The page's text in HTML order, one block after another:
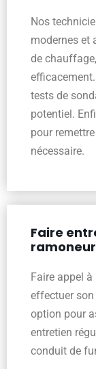
Nos
modernes et
de
tests de
potentiel.
pour
nécessaire.
Faire
Faire appel
effectuer
option pour
entretien
conduit de